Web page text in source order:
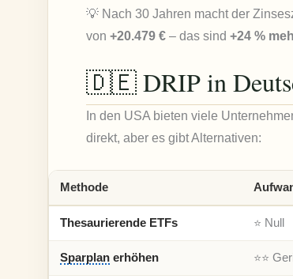
💡 Nach 30 Jahren macht der
von+20.479 € – das sind+24 %
🇩🇪 DRIP in
In den USA bieten viele
direkt, aber es gibt Alternativen:
Methode
Thesaurierende ETFs ⭐ Null
Sparplan erhöhen ⭐⭐